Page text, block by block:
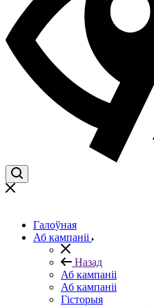
Галоўная
Аб кампаніі
Назад
Аб кампаніі
Аб кампаніі
Гісторыя